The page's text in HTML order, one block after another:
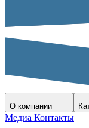
О компании
Медиа Контакты